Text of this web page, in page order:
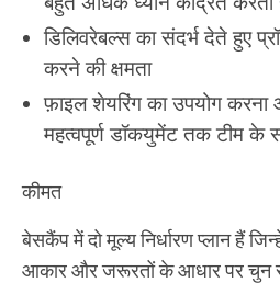
डिलिवरेबल्स का संदर्भ देते हुए
करने की क्षमता
फ़ाइल शेयरिंग का उपयोग
महत्वपूर्ण डॉकयुमेंट तक टीम
कीमत
बेसकैंप में दो मूल्य निर्धारण प्लान हैं
आकार और जरूरतों के आधार पर चुन